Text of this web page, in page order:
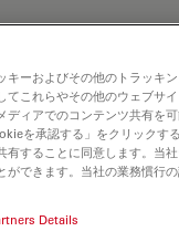
fit for
キーおよびその他のトラッキ
てこれらやその他のウェブサ
ディアでのコンテンツ共有を
を承認する」をクリックす
有することに同意します。当
ができます。当社の業務慣行
Details